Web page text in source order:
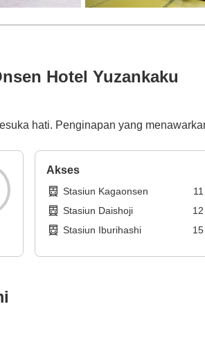
Hotel Yuzankaku
hati. Penginapan yang
Akses
Stasiun Kagaonsen 11
Stasiun Daishoji
12
Stasiun Iburihashi
15